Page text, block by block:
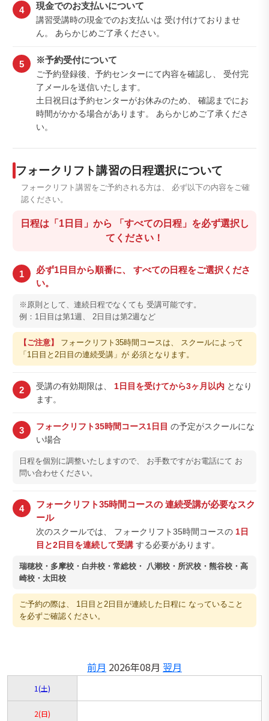
4 現金でのお支払いについて
講習受講時の現金でのお支払いは 受け付けておりませ
ん。 あらかじめご了承ください。
5 ※予約受付について
ご予約登録後、予約センターにて内容を確認し、 受付完
了メールを送信いたします。
土日祝日は予約センターがお休みのため、 確認までにお
時間がかかる場合があります。 あらかじめご了承くださ
い。
フォークリフト講習の日程選択について
フォークリフト講習をご予約される方は、 必ず以下の内容をご確
認ください。
日程は「1日目」から 「すべての日程」を必ず選択し
てください！
1
必ず1日目から順番に、 すべての日程をご選択くださ
い。
※原則として、連続日程でなくても 受講可能です。
例：1日目は第1週、 2日目は第2週など
【ご注意】 フォークリフト35時間コースは、 スクールによって
「1日目と2日目の連続受講」が 必須となります。
2 受講の有効期限は、 1日目を受けてから3ヶ月以内 となり
ます。
3 フォークリフト35時間コース1日目 の予定がスクールにな
い場合
日程を個別に調整いたしますので、 お手数ですがお電話にて お
問い合わせください。
4
フォークリフト35時間コースの 連続受講が必要なスク
ール
次のスクールでは、 フォークリフト35時間コースの 1日
目と2日目を連続して受講 する必要があります。
瑞穂校・多摩校・白井校・常総校・ 八潮校・所沢校・熊谷校・高
崎校・太田校
ご予約の際は、 1日目と2日目が連続した日程に なっていること
を必ずご確認ください。
前月 2026年08月 翌月
1(土)
2(日)